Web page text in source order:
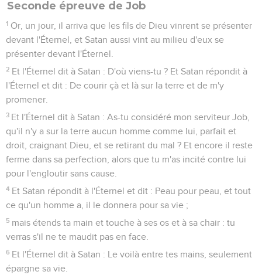
Seconde épreuve de Job
1 Or, un jour, il arriva que les fils de Dieu vinrent se présenter
devant l'Éternel, et Satan aussi vint au milieu d'eux se
présenter devant l'Éternel.
2 Et l'Éternel dit à Satan : D'où viens-tu ? Et Satan répondit à
l'Éternel et dit : De courir çà et là sur la terre et de m'y
promener.
3 Et l'Éternel dit à Satan : As-tu considéré mon serviteur Job,
qu'il n'y a sur la terre aucun homme comme lui, parfait et
droit, craignant Dieu, et se retirant du mal ? Et encore il reste
ferme dans sa perfection, alors que tu m'as incité contre lui
pour l'engloutir sans cause.
4 Et Satan répondit à l'Éternel et dit : Peau pour peau, et tout
ce qu'un homme a, il le donnera pour sa vie ;
5 mais étends ta main et touche à ses os et à sa chair : tu
verras s'il ne te maudit pas en face.
6 Et l'Éternel dit à Satan : Le voilà entre tes mains, seulement
épargne sa vie.